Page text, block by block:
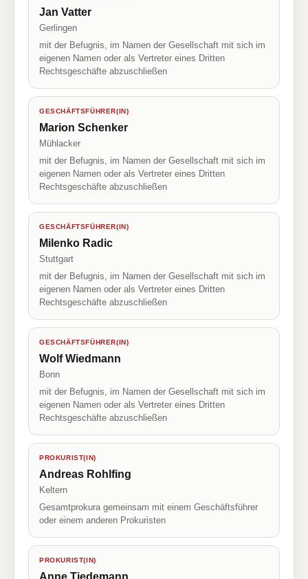
Jan Vatter
Gerlingen
mit der Befugnis, im Namen der Gesellschaft mit sich im
eigenen Namen oder als Vertreter eines Dritten
Rechtsgeschäfte abzuschließen
GESCHÄFTSFÜHRER(IN)
Marion Schenker
Mühlacker
mit der Befugnis, im Namen der Gesellschaft mit sich im
eigenen Namen oder als Vertreter eines Dritten
Rechtsgeschäfte abzuschließen
GESCHÄFTSFÜHRER(IN)
Milenko Radic
Stuttgart
mit der Befugnis, im Namen der Gesellschaft mit sich im
eigenen Namen oder als Vertreter eines Dritten
Rechtsgeschäfte abzuschließen
GESCHÄFTSFÜHRER(IN)
Wolf Wiedmann
Bonn
mit der Befugnis, im Namen der Gesellschaft mit sich im
eigenen Namen oder als Vertreter eines Dritten
Rechtsgeschäfte abzuschließen
PROKURIST(IN)
Andreas Rohlfing
Keltern
Gesamtprokura gemeinsam mit einem Geschäftsführer
oder einem anderen Prokuristen
PROKURIST(IN)
Anne Tiedemann